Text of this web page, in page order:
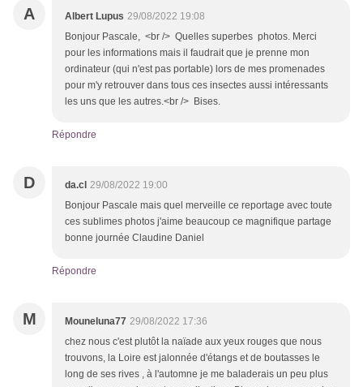
A Albert Lupus 29/08/2022 19:08
Bonjour Pascale, <br /> Quelles superbes photos. Merci
pour les informations mais il faudrait que je prenne mon
ordinateur (qui n'est pas portable) lors de mes promenades
pour m'y retrouver dans tous ces insectes aussi intéressants
les uns que les autres.<br /> Bises.
Répondre
D da.cl 29/08/2022 19:00
Bonjour Pascale mais quel merveille ce reportage avec toute
ces sublimes photos j'aime beaucoup ce magnifique partage
bonne journée Claudine Daniel
Répondre
M Mouneluna77 29/08/2022 17:36
chez nous c'est plutôt la naïade aux yeux rouges que nous
trouvons, la Loire est jalonnée d'étangs et de boutasses le
long de ses rives , à l'automne je me baladerais un peu plus